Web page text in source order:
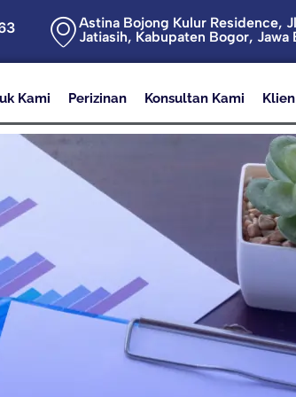
Astina Bojong Kulur Residence,
Jatiasih, Kabupaten Bogor, Jawa
Kami Perizinan Konsultan Kami